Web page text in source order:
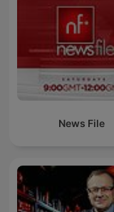
News File